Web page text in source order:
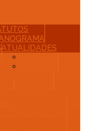
ATUALIDADES